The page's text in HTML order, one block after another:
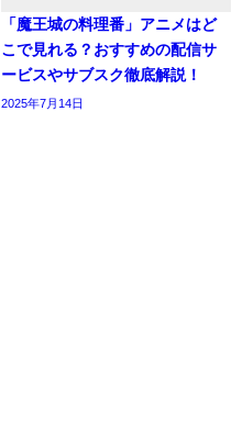
「魔王城の料理番」アニメはど
こで見れる？おすすめの配信サ
ービスやサブスク徹底解説！
2025年7月14日